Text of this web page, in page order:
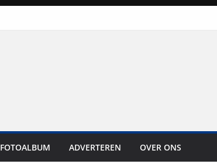
FOTOALBUM ADVERTEREN OVER ONS